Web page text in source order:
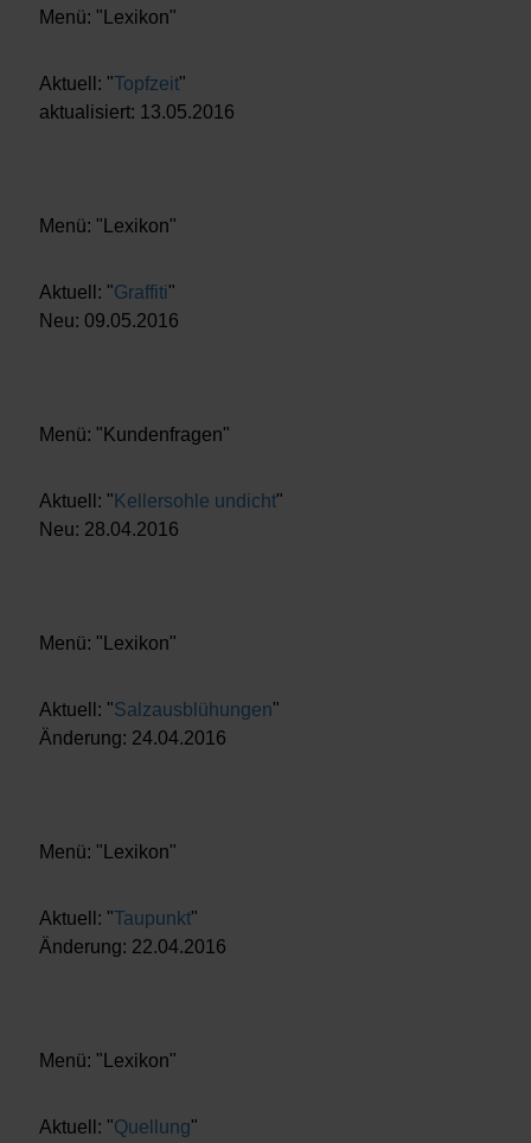
Menü: "Lexikon"
Aktuell: "Topfzeit"
aktualisiert: 13.05.2016
Menü: "Lexikon"
Aktuell: "Graffiti"
Neu: 09.05.2016
Menü: "Kundenfragen"
Aktuell: " Kellersohle undicht"
Neu: 28.04.2016
Menü: "Lexikon"
Aktuell: "Salzausblühungen"
Änderung: 24.04.2016
Menü: "Lexikon"
Aktuell: "Taupunkt"
Änderung: 22.04.2016
Menü: "Lexikon"
Aktuell: "Quellung"